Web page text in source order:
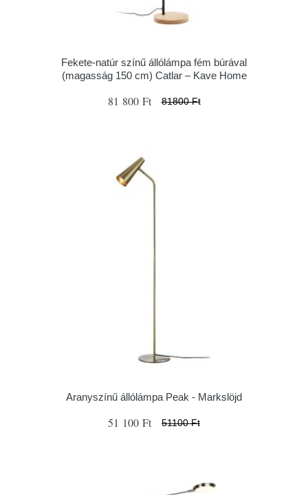
Fekete-natúr színű állólámpa fém búrával
(magasság 150 cm) Catlar – Kave Home
81 800 Ft 81800 Ft
Aranyszínű állólámpa Peak - Markslöjd
51 100 Ft 51100 Ft